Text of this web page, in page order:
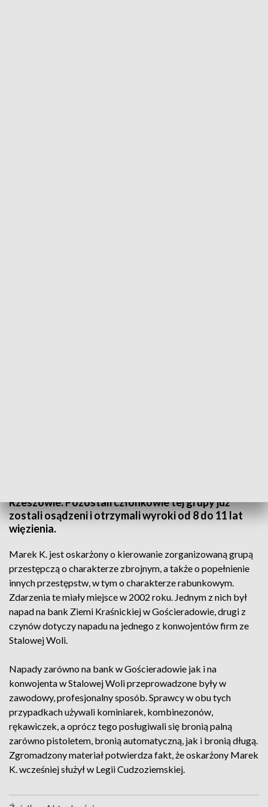
Rzeszowie. Pozostali członkowie tej grupy już
zostali osądzeni i otrzymali wyroki od 8 do 11 lat
więzienia.
Marek K. jest oskarżony o kierowanie zorganizowaną grupą
przestępczą o charakterze zbrojnym, a także o popełnienie
innych przestępstw, w tym o charakterze rabunkowym.
Zdarzenia te miały miejsce w 2002 roku. Jednym z nich był
napad na bank Ziemi Kraśnickiej w Gościeradowie, drugi z
czynów dotyczy napadu na jednego z konwojentów firm ze
Stalowej Woli.
Napady zarówno na bank w Gościeradowie jak i na
konwojenta w Stalowej Woli przeprowadzone były w
zawodowy, profesjonalny sposób. Sprawcy w obu tych
przypadkach używali kominiarek, kombinezonów,
rękawiczek, a oprócz tego posługiwali się bronią palną
zarówno pistoletem, bronią automatyczną, jak i bronią długą.
Zgromadzony materiał potwierdza fakt, że oskarżony Marek
K. wcześniej służył w Legii Cudzoziemskiej.